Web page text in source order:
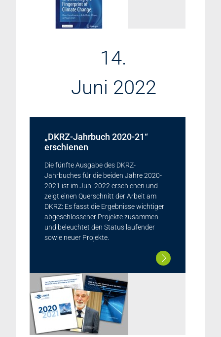
14.
Juni 2022
„DKRZ-Jahrbuch 2020-21“
erschienen
Die fünfte Ausgabe des DKRZ-
Jahrbuches für die beiden Jahre 2020-
2021 ist im Juni 2022 erschienen und
zeigt einen Querschnitt der Arbeit am
DKRZ: Es fasst die Ergebnisse wichtiger
abgeschlossener Projekte zusammen
und beleuchtet den Status laufender
sowie neuer Projekte.